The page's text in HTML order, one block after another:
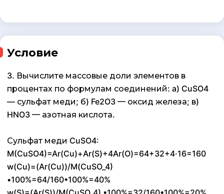
Условие
3. Вычислите массовые доли элементов в
процентах по формулам соединений: a) CuSO4
— сульфат меди; б) Fe2O3 — оксид железа; в)
HNO3 — азотная кислота.
Сульфат меди CuSO4:
M(CuSO4)=Ar(Cu)+Ar(S)+4Ar(O)=64+32+4·16=160
w(Cu)=(Ar(Cu))/M(CuSO_4)
•100%=64/160•100%=40%